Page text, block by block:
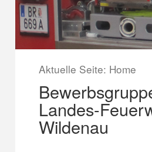
Aktuelle Seite: Home
Landes-
Wildenau